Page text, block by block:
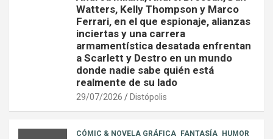
Watters, Kelly Thompson y Marco
Ferrari, en el que espionaje, alianzas
inciertas y una carrera
armamentística desatada enfrentan
a Scarlett y Destro en un mundo
donde nadie sabe quién está
realmente de su lado
29/07/2026 Distópolis
CÓMIC & NOVELA GRÁFICA FANTASÍA HUMOR